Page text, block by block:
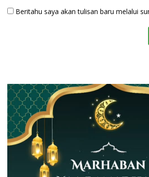
Beritahu saya akan tulisan baru melalui